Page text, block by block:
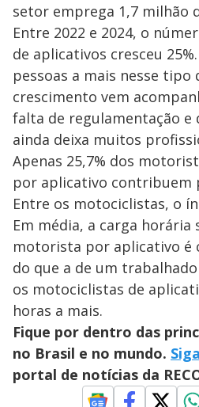
setor emprega 1,7 milhão
Entre 2022 e 2024, o
de aplicativos cresceu
pessoas a mais nesse tipo
crescimento vem
falta de regulamentação e
ainda deixa muitos
Apenas 25,7% dos
por aplicativo contribuem
Entre os motociclistas, o
Em média, a carga horária
motorista por aplicativo é
do que a de um
os motociclistas de
horas a mais.
Fique por dentro das
no Brasil e no mundo.
portal de notícias da